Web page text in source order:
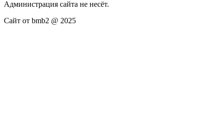
Администрация сайта не несёт.
Сайт от bmb2 @ 2025